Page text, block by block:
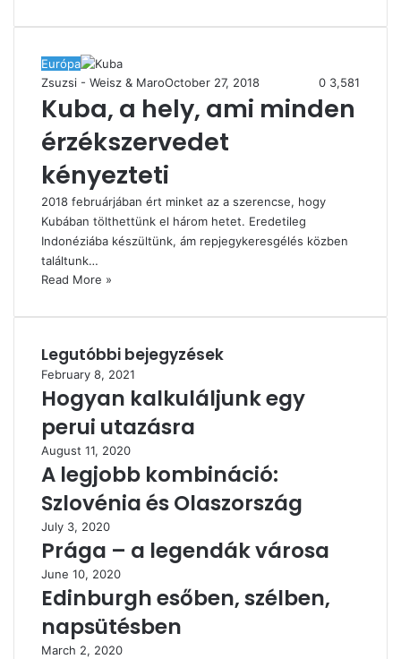
Európa
Zsuzsi - Weisz & MaroOctober 27, 2018 0 3,581
Kuba, a hely, ami minden
érzékszervedet
kényezteti
2018 februárjában ért minket az a szerencse, hogy
Kubában tölthettünk el három hetet. Eredetileg
Indonéziába készültünk, ám repjegykeresgélés közben
találtunk…
Read More »
Legutóbbi bejegyzések
February 8, 2021
Hogyan kalkuláljunk egy
perui utazásra
August 11, 2020
A legjobb kombináció:
Szlovénia és Olaszország
July 3, 2020
Prága – a legendák városa
June 10, 2020
Edinburgh esőben, szélben,
napsütésben
March 2, 2020